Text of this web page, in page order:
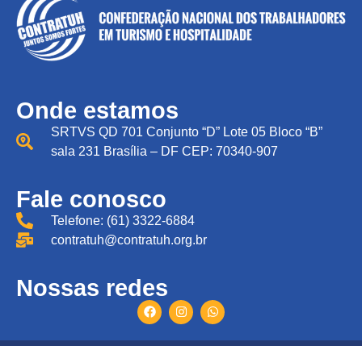
Onde estamos
SRTVS QD 701 Conjunto “D” Lote 05 Bloco “B”
sala 231 Brasília – DF CEP: 70340-907
Fale conosco
Telefone: (61) 3322-6884
contratuh@contratuh.org.br
Nossas redes